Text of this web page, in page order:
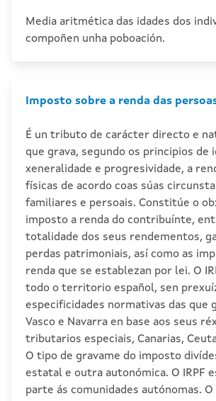
Media aritmética das idades dos
compoñen unha poboación.
Imposto sobre a renda das
É un tributo de carácter directo e
que grava, segundo os principios de
xeneralidade e progresividade, a
físicas de acordo coas súas
familiares e persoais. Constitúe o
imposto a renda do contribuínte,
totalidade dos seus rendementos,
perdas patrimoniais, así como as
renda que se establezan por lei. O
todo o territorio español, sen
especificidades normativas das que
Vasco e Navarra en base aos seus
tributarios especiais, Canarias,
O tipo de gravame do imposto
estatal e outra autonómica. O IRPF
parte ás comunidades autónomas.